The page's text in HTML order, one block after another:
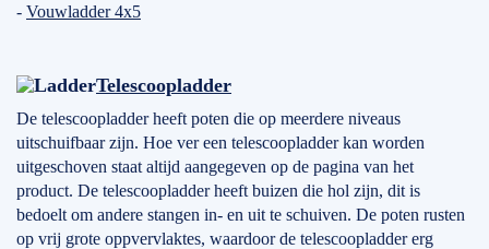
- Vouwladder 4x5
Telescoopladder
De telescoopladder heeft poten die op meerdere niveaus
uitschuifbaar zijn. Hoe ver een telescoopladder kan worden
uitgeschoven staat altijd aangegeven op de pagina van het
product. De telescoopladder heeft buizen die hol zijn, dit is
bedoelt om andere stangen in- en uit te schuiven. De poten rusten
op vrij grote oppvervlaktes, waardoor de telescoopladder erg